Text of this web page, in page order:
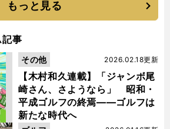
もっと見る
事
【木村和久連載】「ジャンボ尾
崎さん、さようなら」 昭和・
平成ゴルフの終焉――ゴルフは
新たな時代へ
2026.02.18更新
その他